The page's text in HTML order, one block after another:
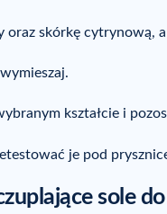
skórkę cytrynową,
kształcie i
je pod
sole